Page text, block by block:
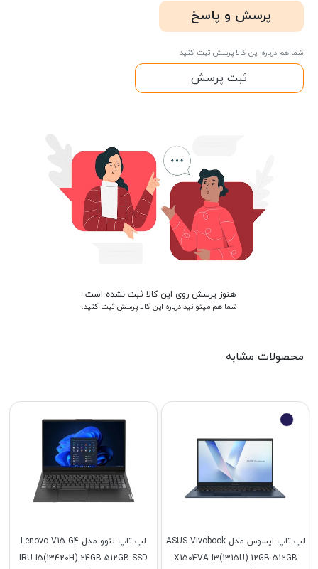
پرسش و پاسخ
شما هم درباره این کالا پرسش ثبت کنید
ثبت پرسش
هنوز پرسش روی این کالا ثبت نشده است.
شما هم میتوانید درباره این کالا پرسش ثبت کنید.
محصولات مشابه
لپ تاپ لنوو مدل Lenovo V15 G4
IRU i5(13420H) 24GB 512GB SSD
لپ تاپ ایسوس مدل ASUS Vivobook
X1504VA i3(1315U) 12GB 512GB